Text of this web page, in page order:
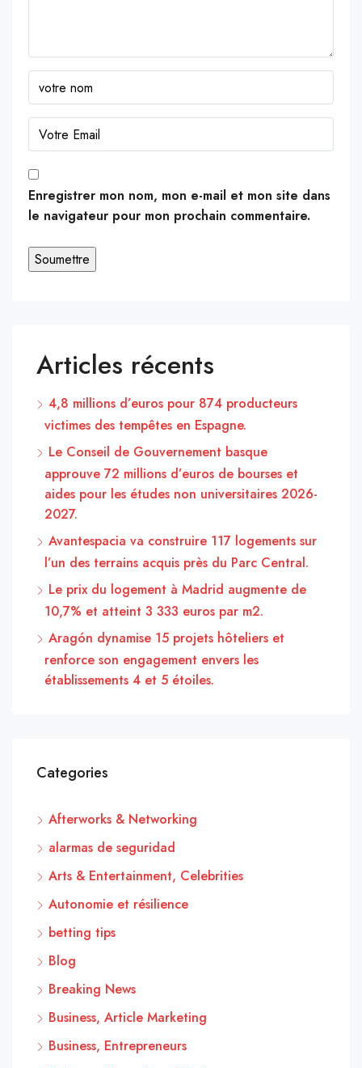
Enregistrer mon nom, mon e-mail et mon site dans
le navigateur pour mon prochain commentaire.
Articles récents
4,8 millions d’euros pour 874 producteurs
victimes des tempêtes en Espagne.
Le Conseil de Gouvernement basque
approuve 72 millions d’euros de bourses et
aides pour les études non universitaires 2026-
2027.
Avantespacia va construire 117 logements sur
l’un des terrains acquis près du Parc Central.
Le prix du logement à Madrid augmente de
10,7% et atteint 3 333 euros par m2.
Aragón dynamise 15 projets hôteliers et
renforce son engagement envers les
établissements 4 et 5 étoiles.
Categories
Afterworks & Networking
alarmas de seguridad
Arts & Entertainment, Celebrities
Autonomie et résilience
betting tips
Blog
Breaking News
Business, Article Marketing
Business, Entrepreneurs